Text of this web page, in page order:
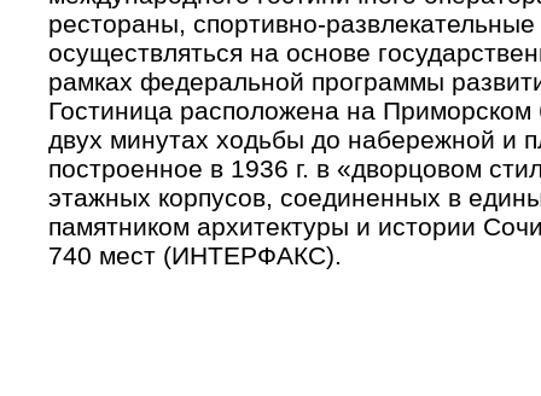
рестораны, спортивно-
осуществляться на основе
рамках федеральной программы
Гостиница расположена на Приморском
двух минутах ходьбы до набережной и
построенное в 1936 г. в «дворцовом
этажных корпусов, соединенных в
памятником архитектуры и истории
740 мест (ИНТЕРФАКС).